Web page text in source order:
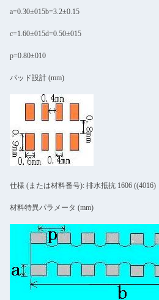
a=0.30±015b=3.2±0.15
c=1.60±015d=0.50±015
p=0.80±010
パッド設計 (mm)
仕様 (または材料番号): 排水抵抗 1606 ((4016)
材料特異パラメータ (mm)